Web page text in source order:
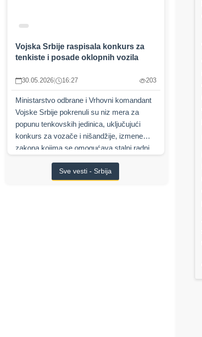
Vojska Srbije raspisala konkurs za
tenkiste i posade oklopnih vozila
30.05.2026 16:27 203
Ministarstvo odbrane i Vrhovni komandant
Vojske Srbije pokrenuli su niz mera za
popunu tenkovskih jedinica, uključujući
konkurs za vozače i nišandžije, izmene
zakona kojima se omogućava stalni radni
kao i višemilijardu saradnju sa izraelskim
Elbit Systemsna modernizaciji oklopnih
Sve vesti - Srbija